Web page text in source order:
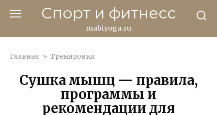
Спорт и фитнесс
mabiyoga.ru
Главная » Тренировки
Сушка мышц — правила,
программы и
рекомендации для